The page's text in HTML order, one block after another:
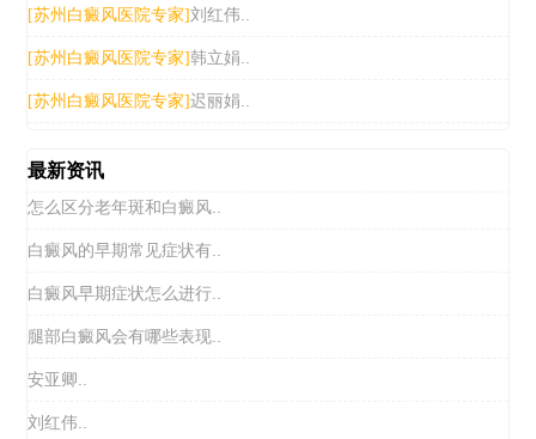
[苏州白癜风医院专家]刘红伟..
[苏州白癜风医院专家]韩立娟..
[苏州白癜风医院专家]迟丽娟..
最新资讯
怎么区分老年斑和白癜风..
白癜风的早期常见症状有..
白癜风早期症状怎么进行..
腿部白癜风会有哪些表现..
安亚卿..
刘红伟..